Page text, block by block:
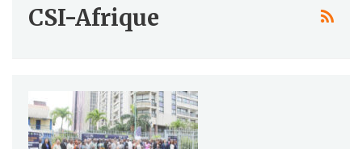
CSI-Afrique